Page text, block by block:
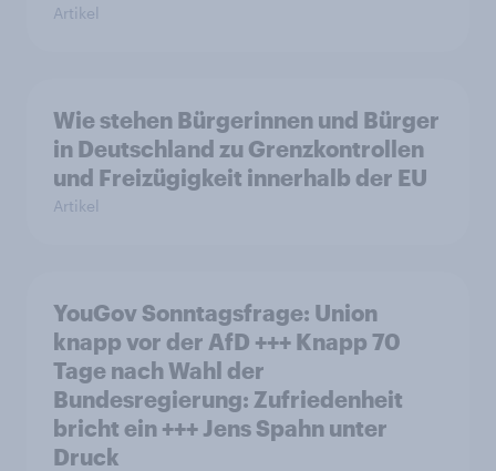
Artikel
Wie stehen Bürgerinnen und Bürger
in Deutschland zu Grenzkontrollen
und Freizügigkeit innerhalb der EU
Artikel
YouGov Sonntagsfrage: Union
knapp vor der AfD +++ Knapp 70
Tage nach Wahl der
Bundesregierung: Zufriedenheit
bricht ein +++ Jens Spahn unter
Druck